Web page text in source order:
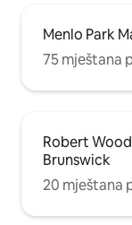
Menlo Park
75 mještana
Robert
Brunswick
20 mještana